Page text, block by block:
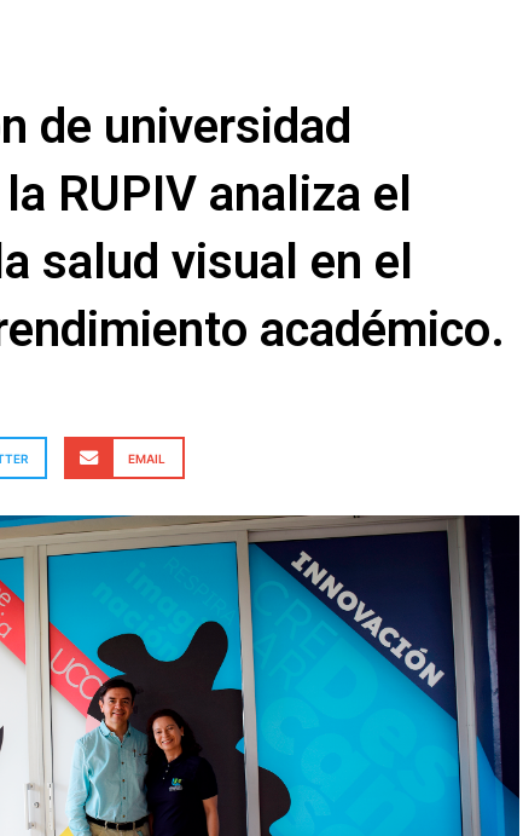
de universidad
RUPIV analiza el
salud visual en el
académico.
EMAIL